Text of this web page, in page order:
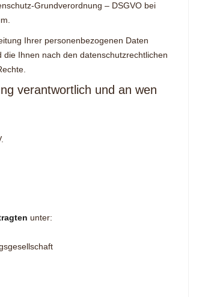
Grundverordnung – DSGVO bei
Ihrer personenbezogenen Daten
die Ihnen nach den datenschutzrechtlichen
verantwortlich und an wen
unter: